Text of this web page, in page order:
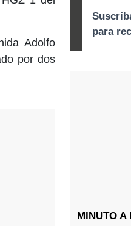
Adolfo
por dos
MINUTO A